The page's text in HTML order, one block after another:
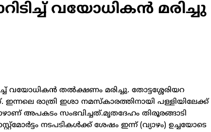
വയോധികൻ മരിച്ചു
വയോധികൻ തൽക്ഷണം മരിച്ചു. തോട്ടശ്ശേരിയറ
ഇന്നലെ രാത്രി ഇശാ നമസ്‌കാരത്തിനായി പള്ളിയിലേക്ക്
അപകടം സംഭവിച്ചത്.​മൃതദേഹം തിരൂരങ്ങാടി
നടപടികൾക്ക് ശേഷം ഇന്ന് (വ്യാഴം) ഉച്ചയോടെ